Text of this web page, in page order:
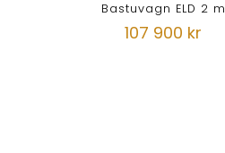
Bastuvagn ELD 2 m
107 900 kr